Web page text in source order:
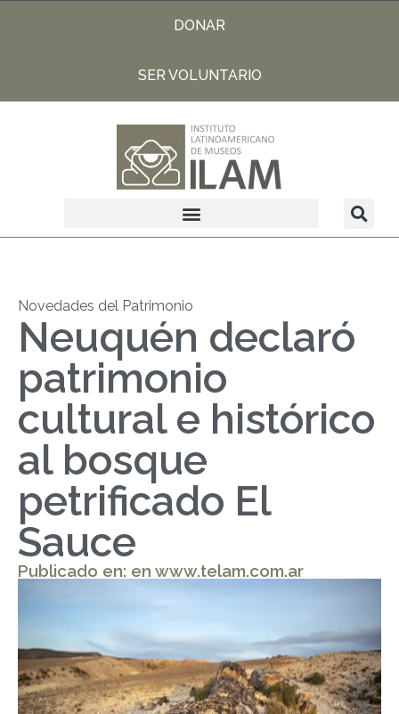
DONAR
SER VOLUNTARIO
Novedades del Patrimonio
Neuquén declaró
patrimonio
cultural e histórico
al bosque
petrificado El
Sauce
Publicado en: en www.telam.com.ar